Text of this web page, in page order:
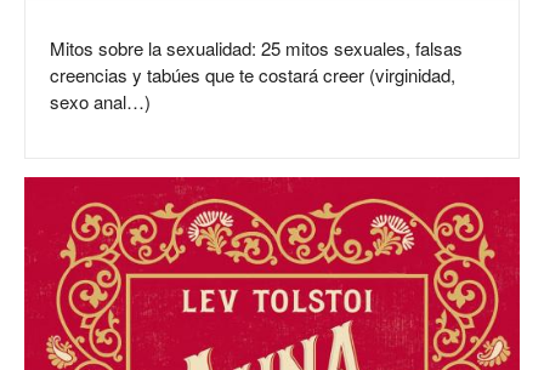
Mitos sobre la sexualidad: 25 mitos sexuales, falsas
creencias y tabúes que te costará creer (virginidad,
sexo anal…)